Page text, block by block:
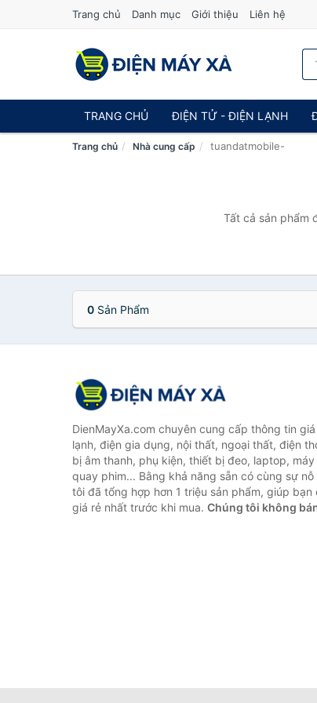
Trang chủ Danh mục Giới thiệu Liên hệ
TRANG CHỦ ĐIỆN TỬ - ĐIỆN LẠNH
Trang chủ Nhà cung cấp tuandatmobile-
Tất cả sản phẩm
0 Sản Phẩm
DienMayXa.com chuyên cung cấp thông tin
lạnh, điện gia dụng, nội thất, ngoại thất, điện
bị âm thanh, phụ kiện, thiết bị đeo, laptop,
quay phim... Bằng khả năng sẵn có cùng sự
tôi đã tổng hợp hơn 1 triệu sản phẩm, giúp bạn
giá rẻ nhất trước khi mua. Chúng tôi không